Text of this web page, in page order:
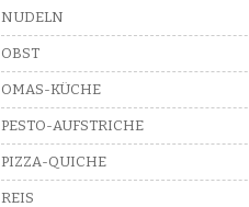
NUDELN
OBST
OMAS-KÜCHE
PESTO-AUFSTRICHE
PIZZA-QUICHE
REIS